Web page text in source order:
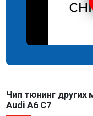
Чип тюнинг других
Audi A6 C7